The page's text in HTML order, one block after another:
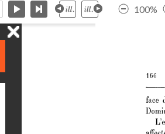
100%